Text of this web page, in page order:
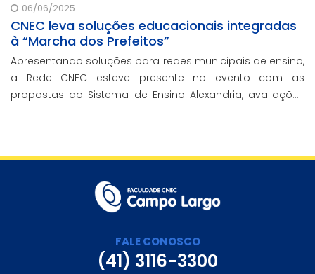
06/06/2025
CNEC leva soluções educacionais integradas
à “Marcha dos Prefeitos”
Apresentando soluções para redes municipais de ensino,
a Rede CNEC esteve presente no evento com as
propostas do Sistema de Ensino Alexandria, avaliações
FALE CONOSCO
(41) 3116-3300